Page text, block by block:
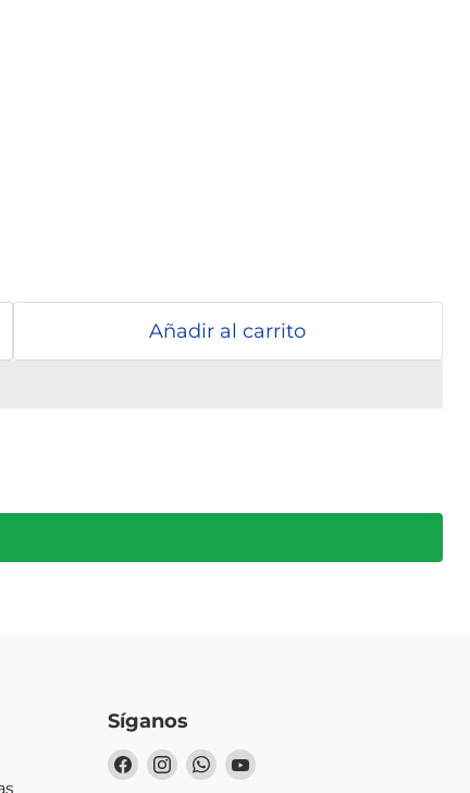
Añadir al carrito
Síganos
Encuéntrenos
Encuéntrenos
Encuéntrenos
Encuéntrenos